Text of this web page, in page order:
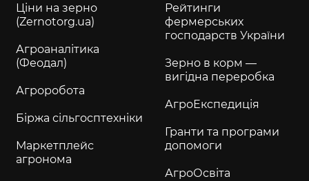
Ціни на зерно
(Zernotorg.ua)
Агроаналітика
(Феодал)
Агроробота
Біржа сільгосптехніки
Маркетплейс
агронома
Рейтинги
фермерських
господарств України
Зерно в корм —
вигідна переробка
АгроЕкспедиція
Гранти та програми
допомоги
АгроОсвіта